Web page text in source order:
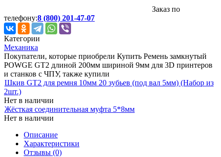
Заказ по
телефону:8 (800) 201-47-07
Категории
Механика
Покупатели, которые приобрели Купить Ремень замкнутый
POWGE GT2 длиной 200мм шириной 9мм для 3D принтеров
и станков с ЧПУ, также купили
Шкив GT2 для ремня 10мм 20 зубьев (под вал 5мм) (Набор из
2шт.)
Нет в наличии
Жёсткая соединительная муфта 5*8мм
Нет в наличии
Описание
Характеристики
Отзывы (0)